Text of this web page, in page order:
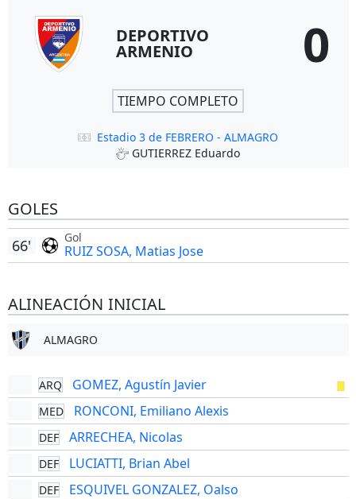
DEPORTIVO
ARMENIO 0
TIEMPO COMPLETO
Estadio 3 de FEBRERO - ALMAGRO
GUTIERREZ Eduardo
GOLES
Gol
RUIZ SOSA, Matias Jose
66'
ALINEACIÓN INICIAL
ALMAGRO
ARQ GOMEZ, Agustín Javier
MED RONCONI, Emiliano Alexis
DEF ARRECHEA, Nicolas
DEF LUCIATTI, Brian Abel
DEF ESQUIVEL GONZALEZ, Oalso